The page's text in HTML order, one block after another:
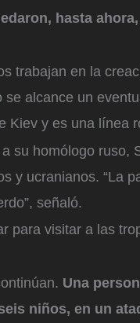
hasta
trabajan en la
alcance un
Kiev y es una línea
su homólogo ruso,
y ucranianos. “La
señaló.
para visitar a las
Una
niños, en un